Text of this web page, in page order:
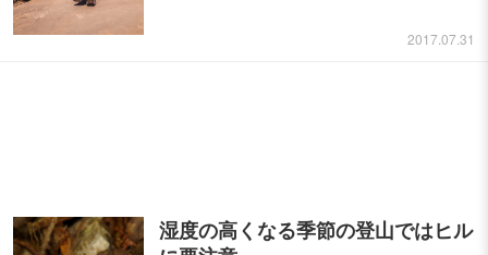
2017.07.31
湿度の高くなる季節の登山ではヒル